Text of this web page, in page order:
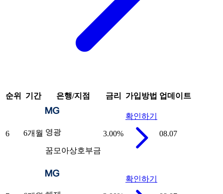
순위 기간 은행/지점 금리 가입방법 업데이트
6 6개월 영광
꿈모아상호부금
3.00%
확인하기
08.07
확인하기